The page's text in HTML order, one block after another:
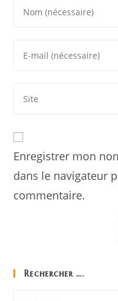
Enregistrer mon
dans le navigateur
commentaire.
Rechercher ….